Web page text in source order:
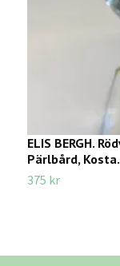
ELIS BERGH.
Pärlbård, Kosta.
375 kr